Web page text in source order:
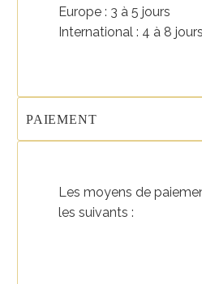
Europe : 3 à 5 jours
International : 4 à 8 jours
PAIEMENT
Les moyens de
les suivants :